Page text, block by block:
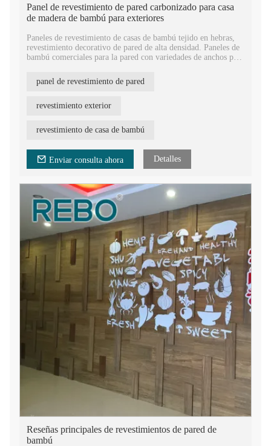
Panel de revestimiento de pared carbonizado para casa
de madera de bambú para exteriores
Paneles de revestimiento de casas de bambú tejido en hebras,
revestimiento decorativo de pared de alta densidad. Paneles de
bambú comerciales para la pared con variedades de anchos para
Paneles de pared de bambú OEM, estándar europeo E1, un tipo
de material de construcción ecológico para la casa. Presenta
Revestimiento exterior de casa de bambú ignífugo. El material
hecho de fibras de bambú comprimidas, lo que lo hace duro,
resistente y duradero.
panel de revestimiento de pared
revestimiento exterior
revestimiento de casa de bambú
Enviar consulta ahora Detalles
Reseñas principales de revestimientos de pared de
bambú